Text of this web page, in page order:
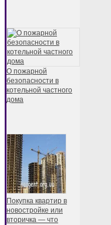
О пожарной
безопасности в
котельной частного
дома
Покупка квартир в
новостройке или
вторичка — что